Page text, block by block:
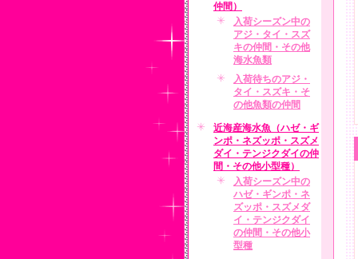
仲間）
入荷シーズン中の
アジ・タイ・スズ
キの仲間・その他
海水魚類
入荷待ちのアジ・
タイ・スズキ・そ
の他魚類の仲間
近海産海水魚（ハゼ・ギ
ンポ・ネズッポ・スズメ
ダイ・テンジクダイの仲
間・その他小型種）
入荷シーズン中の
ハゼ・ギンポ・ネ
ズッポ・スズメダ
イ・テンジクダイ
の仲間・その他小
型種